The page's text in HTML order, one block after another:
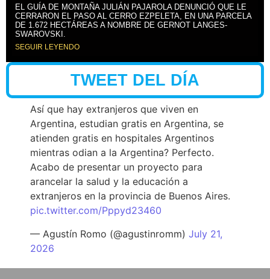
EL GUÍA DE MONTAÑA JULIÁN PAJAROLA DENUNCIÓ QUE LE
CERRARON EL PASO AL CERRO EZPELETA, EN UNA PARCELA
DE 1.672 HECTÁREAS A NOMBRE DE GERNOT LANGES-
SWAROVSKI.
SEGUIR LEYENDO
TWEET DEL DÍA
Así que hay extranjeros que viven en
Argentina, estudian gratis en Argentina, se
atienden gratis en hospitales Argentinos
mientras odian a la Argentina? Perfecto.
Acabo de presentar un proyecto para
arancelar la salud y la educación a
extranjeros en la provincia de Buenos Aires.
pic.twitter.com/Pppyd23460
— Agustín Romo (@agustinromm) July 21,
2026